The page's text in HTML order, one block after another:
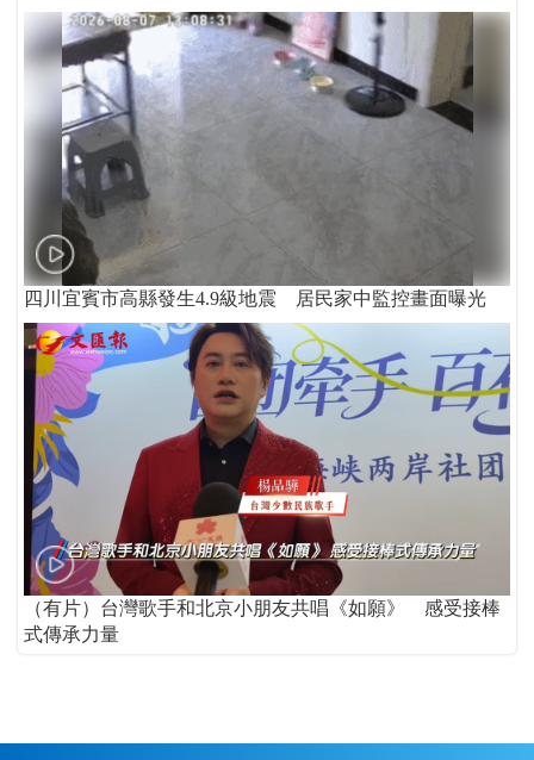
四川宜賓市高縣發生4.9級地震 居民家中監控畫面曝光
（有片）台灣歌手和北京小朋友共唱《如願》 感受接棒
式傳承力量